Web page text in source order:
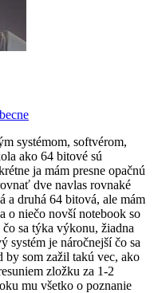
systémom, softvérom,
ako 64 bitové sú
ja mám presne opačnú
dve navlas rovnaké
a druhá 64 bitová, ale mám
o niečo novší notebook so
sa týka výkonu, žiadna
systém je náročnejší čo sa
by som zažil takú vec, ako
zložku za 1-2
mu všetko o poznanie